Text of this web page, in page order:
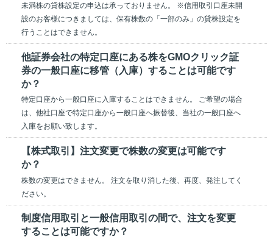
未満株の貸株設定の申込は承っておりません。 ※信用取引口座未開
設のお客様につきましては、保有株数の「一部のみ」の貸株設定を
行うことはできません。
他証券会社の特定口座にある株をGMOクリック証
券の一般口座に移管（入庫）することは可能です
か？
特定口座から一般口座に入庫することはできません。 ご希望の場合
は、他社口座で特定口座から一般口座へ振替後、当社の一般口座へ
入庫をお願い致します。
【株式取引】注文変更で株数の変更は可能です
か？
株数の変更はできません。 注文を取り消した後、再度、発注してく
ださい。
制度信用取引と一般信用取引の間で、注文を変更
することは可能ですか？